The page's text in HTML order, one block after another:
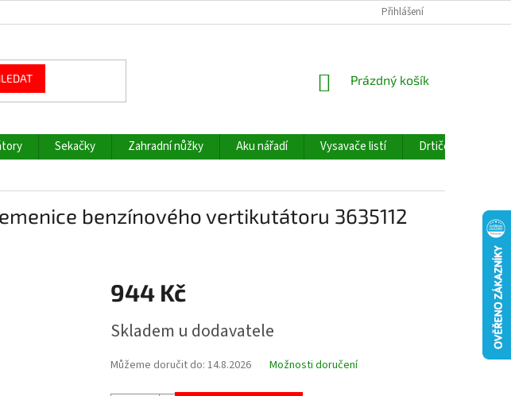
Přihlášení
NÁKUPNÍ
Prázdný košík
Sekačky Zahradní nůžky Aku nářadí Vysavače listí Drtiče větví
benzínového vertikutátoru 3635112
944 Kč
cena:
Skladem u dodavatele
Můžeme doručit do: 14.8.2026 Možnosti doručení